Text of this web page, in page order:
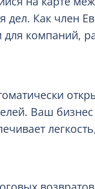
дел. Как член
для компаний,
Ваш бизнес